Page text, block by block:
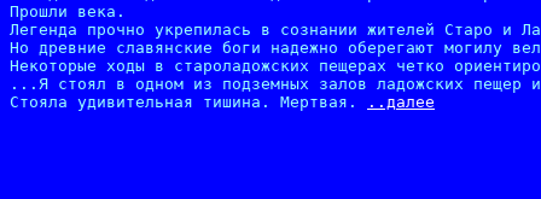
Прошли века.
Легенда прочно укрепилась в сознании жителей Старо и
Но древние славянские боги надежно оберегают могилу
Некоторые ходы в староладожских пещерах четко
...Я стоял в одном из подземных залов ладожских пещер
Стояла удивительная тишина. Мертвая.
..далее